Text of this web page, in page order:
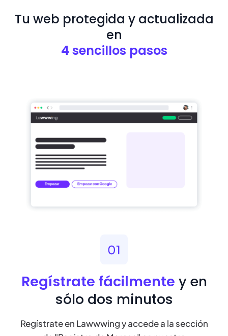
Tu web protegida y actualizada
en
4 sencillos pasos
01
Regístrate fácilmente y en
sólo dos minutos
Regístrate en Lawwwing y accede a la sección